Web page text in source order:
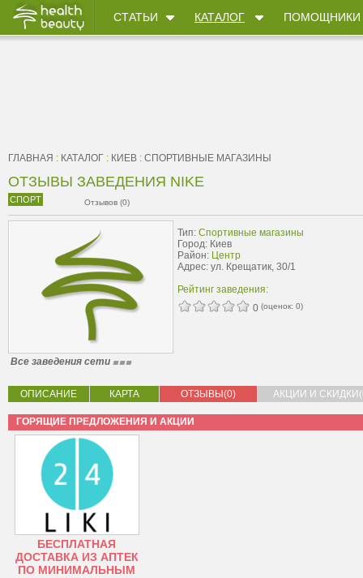
СТАТЬИ КАТАЛОГ ПОМОЩНИКИ
ГЛАВНАЯ : КАТАЛОГ : КИЕВ : CПОРТИВНЫЕ МАГАЗИНЫ
ОТЗЫВЫ ЗАВЕДЕНИЯ NIKE
СПОРТ Отзывов (0)
Тип: Cпортивные магазины
Город: Киев
Район: Центр
Адрес: ул. Крещатик, 30/1
Рейтинг заведения:
0 (оценок: 0)
Все заведения сети
ОПИСАНИЕ КАРТА ОТЗЫВЫ(0) АКЦИИ И
ГОРЯЩИЕ ПРЕДЛОЖЕНИЯ И АКЦИИ
БЕСПЛАТНАЯ
ДОСТАВКА ИЗ АПТЕК
ПО МИНИМАЛЬНЫМ